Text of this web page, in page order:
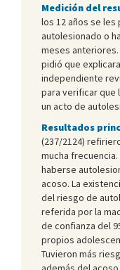
Medición del
los 12 años se les
autolesionado o
meses
pidió que
independiente
para verificar que
un acto de
Resultados
(237/2124)
mucha
haberse
acoso. La
del riesgo de
referida por la
de confianza del
propios
Tuvieron más